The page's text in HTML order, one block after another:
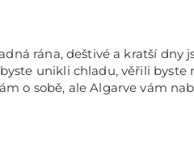
rána, deštivé a kratší
unikli chladu, věřili byste
o sobě, ale Algarve vám